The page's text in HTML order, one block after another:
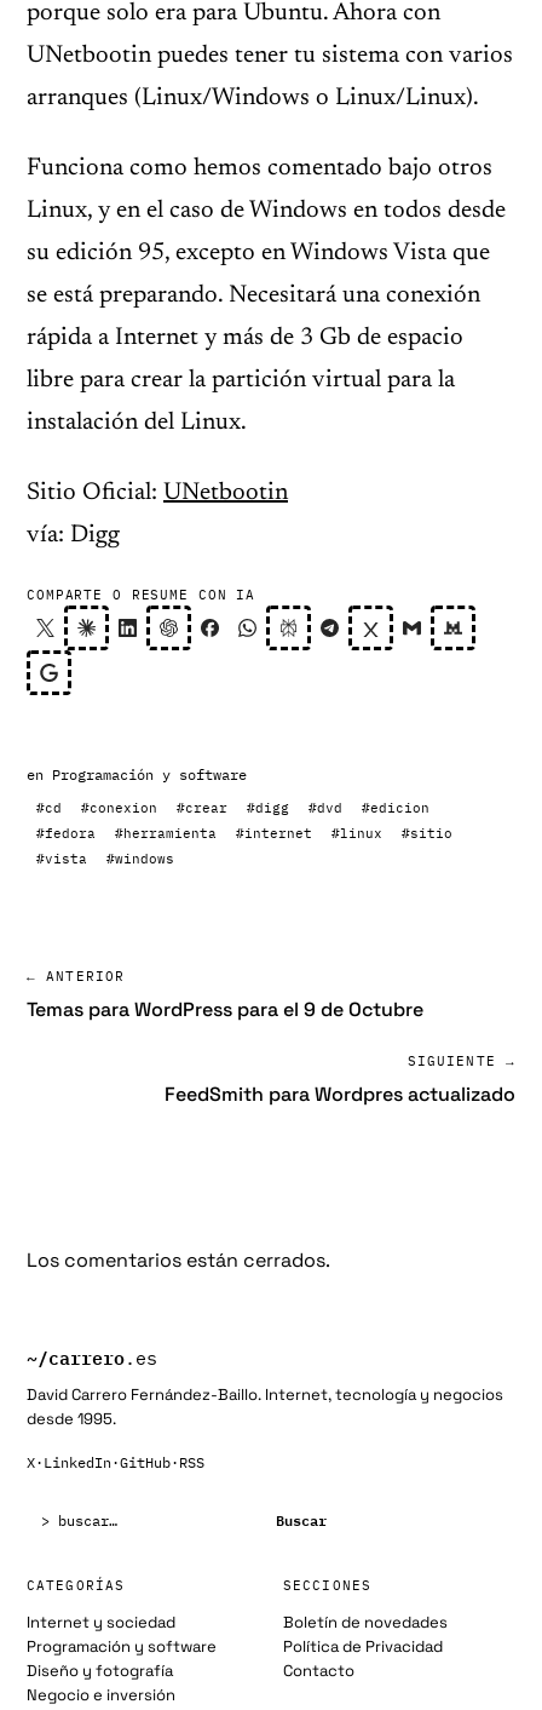
porque solo era para Ubuntu. Ahora con
UNetbootin puedes tener tu sistema con varios
arranques (Linux/Windows o Linux/Linux).
Funciona como hemos comentado bajo otros
Linux, y en el caso de Windows en todos desde
su edición 95, excepto en Windows Vista que
se está preparando. Necesitará una conexión
rápida a Internet y más de 3 Gb de espacio
libre para crear la partición virtual para la
instalación del Linux.
Sitio Oficial: UNetbootin
vía: Digg
COMPARTE O RESUME CON IA
en Programación y software
#cd #conexion #crear #digg #dvd
#edicion
#fedora
#herramienta #internet #linux
#sitio
#vista
#windows
← ANTERIOR
Temas para WordPress para el 9 de Octubre
SIGUIENTE →
FeedSmith para Wordpres actualizado
Los comentarios están cerrados.
~/carrero.es
David Carrero Fernández-Baillo. Internet, tecnología y negocios
desde 1995.
X· LinkedIn·GitHub· RSS
Buscar
CATEGORÍAS
Internet y sociedad
Programación y software
Diseño y fotografía
Negocio e inversión
SECCIONES
Boletín de novedades
Política de Privacidad
Contacto